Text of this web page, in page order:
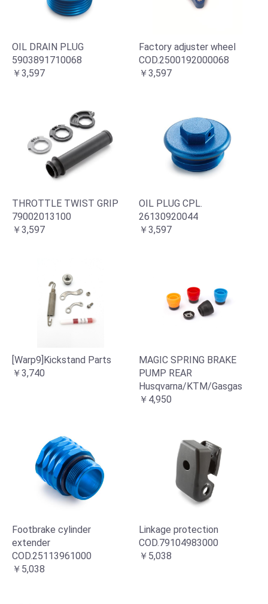
OIL DRAIN PLUG
5903891710068
￥3,597
Factory adjuster wheel
COD.2500192000068
￥3,597
THROTTLE TWIST GRIP
79002013100
￥3,597
OIL PLUG CPL.
26130920044
￥3,597
[Warp9]Kickstand Parts
￥3,740
MAGIC SPRING BRAKE
PUMP REAR
Husqvarna/KTM/Gasgas
￥4,950
Footbrake cylinder
extender
COD.25113961000
￥5,038
Linkage protection
COD.79104983000
￥5,038